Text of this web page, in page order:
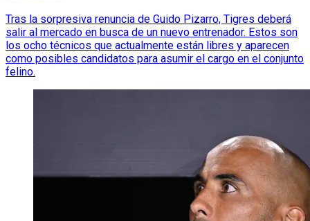
Tras la sorpresiva renuncia de Guido Pizarro, Tigres deberá
salir al mercado en busca de un nuevo entrenador. Estos son
los ocho técnicos que actualmente están libres y aparecen
como posibles candidatos para asumir el cargo en el conjunto
felino.